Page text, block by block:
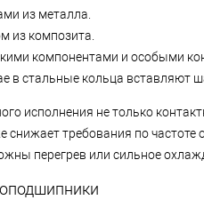
из металла.
из композита.
компонентами и особыми
в стальные кольца вставляют
исполнения не только
требования по
перегрев или сильное